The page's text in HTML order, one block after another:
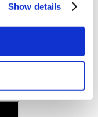
Show details